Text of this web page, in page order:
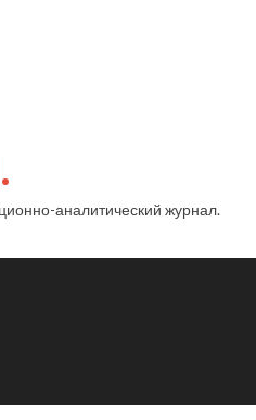
аналитический журнал.